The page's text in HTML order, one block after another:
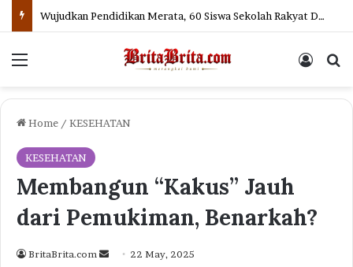
Wujudkan Pendidikan Merata, 60 Siswa Sekolah Rakyat Diberangkatkan ke OKI
Menu Log In
Home / KESEHATAN
KESEHATAN
Membangun “Kakus” Jauh
dari Pemukiman, Benarkah?
BritaBrita.com
Send 22 May, 2025